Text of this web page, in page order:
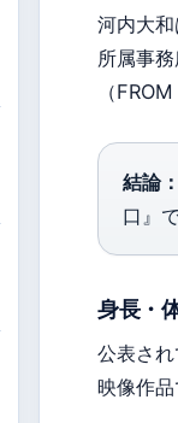
河内大
所属事
（
結論：
口』
身長・
公表さ
映像作品